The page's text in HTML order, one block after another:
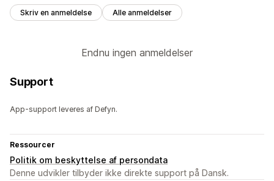
Skriv en anmeldelse Alle anmeldelser
Endnu ingen anmeldelser
Support
App-support leveres af Defyn.
Ressourcer
Politik om beskyttelse af persondata
Denne udvikler tilbyder ikke direkte support på Dansk.